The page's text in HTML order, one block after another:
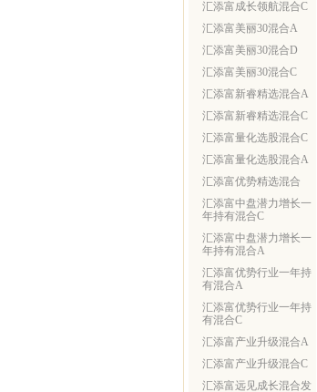
汇添富成长领航混合C
汇添富美丽30混合A
汇添富美丽30混合D
汇添富美丽30混合C
汇添富新睿精选混合A
汇添富新睿精选混合C
汇添富量化选股混合C
汇添富量化选股混合A
汇添富优势精选混合
汇添富中盘潜力增长一
年持有混合C
汇添富中盘潜力增长一
年持有混合A
汇添富优势行业一年持
有混合A
汇添富优势行业一年持
有混合C
汇添富产业升级混合A
汇添富产业升级混合C
汇添富远见成长混合发